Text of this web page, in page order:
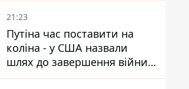
відповідальності за війну в
Україні
21:23
Путіна час поставити на
коліна - у США назвали
шлях до завершення війни -
National Security Journal